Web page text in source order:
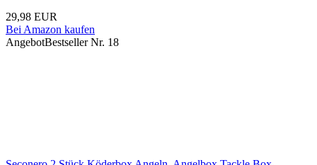
29,98 EUR
Bei Amazon kaufen
AngebotBestseller Nr. 18